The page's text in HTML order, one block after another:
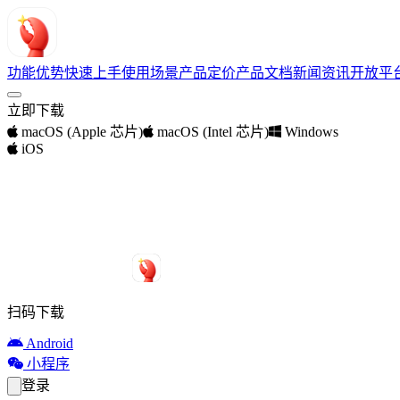
功能优势快速上手使用场景产品定价产品文档新闻资讯开放平
立即下载
macOS (Apple 芯片)
macOS (Intel 芯片)
Windows
iOS
扫码下载
Android
小程序
登录